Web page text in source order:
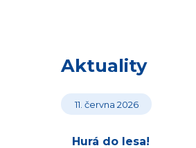
Aktuality
11. června 2026
Hurá do lesa!